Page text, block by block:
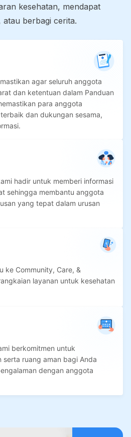
kesehatan, mendapat
atau berbagi cerita.
agar seluruh anggota
dan ketentuan dalam Panduan
para anggota
dan dukungan sesama,
hadir untuk memberi informasi
sehingga membantu anggota
yang tepat dalam urusan
ke Community, Care, &
layanan untuk kesehatan
berkomitmen untuk
ruang aman bagi Anda
dengan anggota